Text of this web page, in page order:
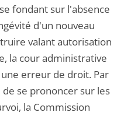
fondant sur l'absence
d'un nouveau
valant autorisation
la cour administrative
erreur de droit. Par
se prononcer sur les
la Commission